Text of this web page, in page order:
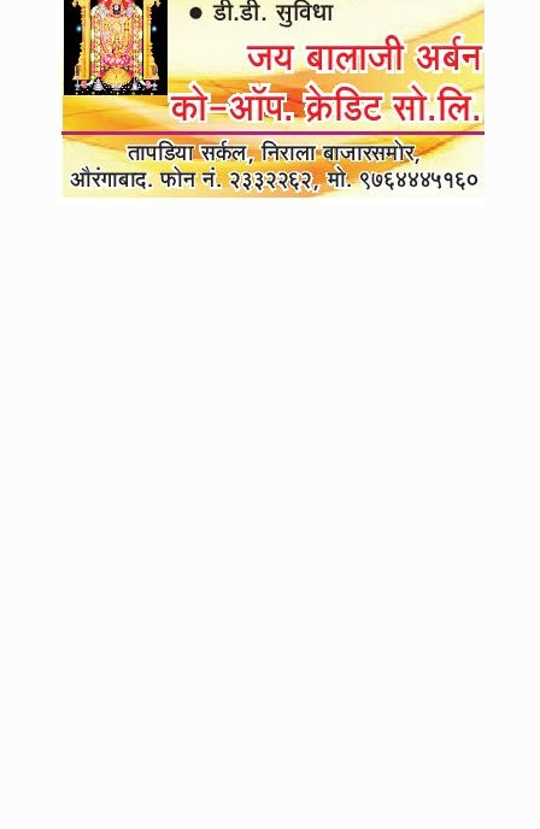
८ वर्षे तपास नाही अन् आता मागताय कोठडी ?